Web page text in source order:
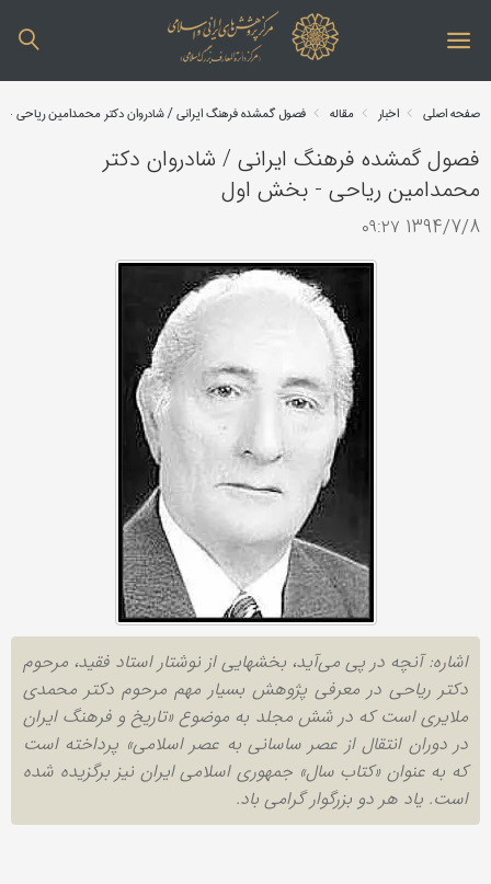
صفحه اصلی اخبار مقاله فصول گمشده فرهنگ ایرانی / شادروان دکتر محمدامین
فصول گمشده فرهنگ ایرانی / شادروان دکتر
محمدامین ریاحی - بخش اول
1394/7/8 ۰۹:۲۷
اشاره: آنچه در پی می‌آید، بخشهایی از نوشتار استاد فقید، مرحوم
دکتر ریاحی در معرفی پژوهش بسیار مهم مرحوم دکتر محمدی
ملایری است که در شش مجلد به موضوع «تاریخ و فرهنگ ایران
در دوران انتقال از عصر ساسانی به عصر اسلامی» پرداخته است
که به عنوان «کتاب سال» جمهوری اسلامی ایران نیز برگزیده شده
است. یاد هر دو بزرگوار گرامی باد.